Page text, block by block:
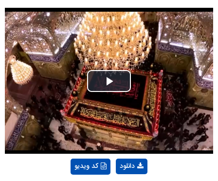
Play
Video
کد ویدیو دانلود